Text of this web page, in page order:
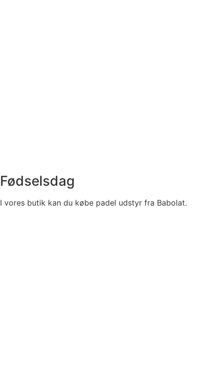
Fødselsdag
I vores butik kan du købe padel udstyr fra Babolat.